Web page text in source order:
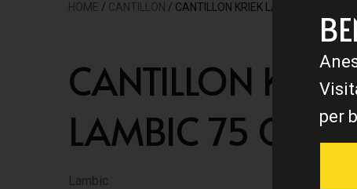
HOME / CANTILLON / CANTILLON KRIEK LAMBIC 75 CL
CANTILLON KRIEK
LAMBIC 75 CL
Lambic
per